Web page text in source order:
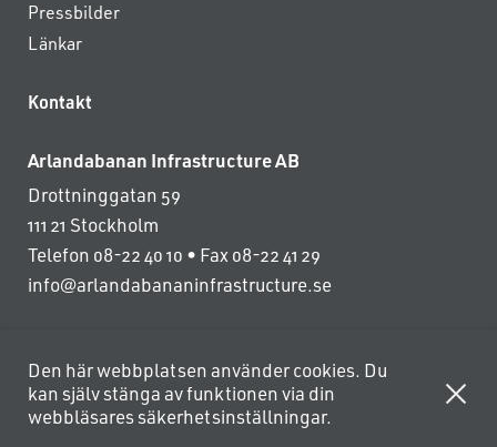
Pressbilder
Länkar
Kontakt
Arlandabanan Infrastructure AB
Drottninggatan 59
111 21 Stockholm
Telefon 08-22 40 10 • Fax 08-22 41 29
info@arlandabananinfrastructure.se
Den här webbplatsen använder cookies. Du
kan själv stänga av funktionen via din
webbläsares säkerhetsinställningar.